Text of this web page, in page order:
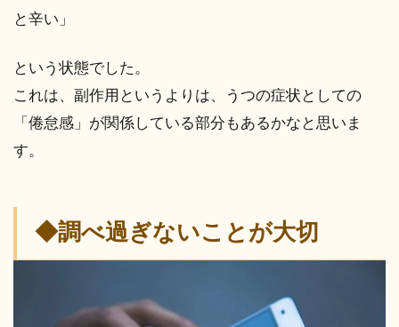
と辛い」
という状態でした。
これは、副作用というよりは、うつの症状としての
「倦怠感」が関係している部分もあるかなと思いま
す。
◆調べ過ぎないことが大切